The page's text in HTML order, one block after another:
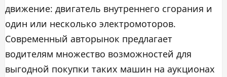
движение: двигатель внутреннего сгорания и
один или несколько электромоторов.
Современный авторынок предлагает
водителям множество возможностей для
выгодной покупки таких машин на аукционах